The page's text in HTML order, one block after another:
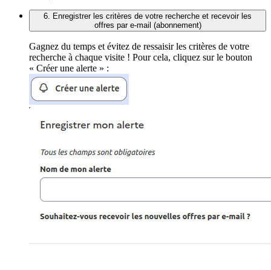
6. Enregistrer les critères de votre recherche et recevoir les
offres par e-mail (abonnement)
Gagnez du temps et évitez de ressaisir les critères de votre
recherche à chaque visite ! Pour cela, cliquez sur le bouton
« Créer une alerte » :